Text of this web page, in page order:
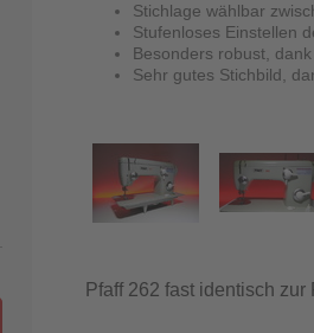
Stichlage wählbar
Stufenloses Einstellen
Besonders robust,
Sehr gutes Stichbild,
Pfaff 262 fast identisch